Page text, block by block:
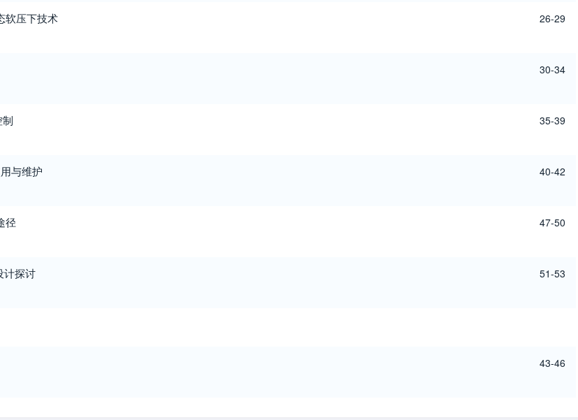
软压下技术 26-29
30-34
35-39
与维护 40-42
径 47-50
计探讨 51-53
43-46